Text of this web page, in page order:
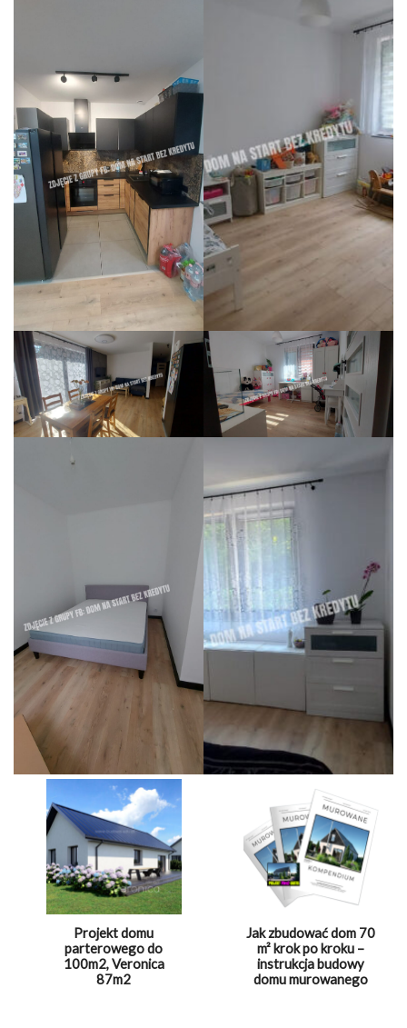
Projekt domu
parterowego do
100m2, Veronica
87m2
Jak zbudować dom 70
m² krok po kroku –
instrukcja budowy
domu murowanego